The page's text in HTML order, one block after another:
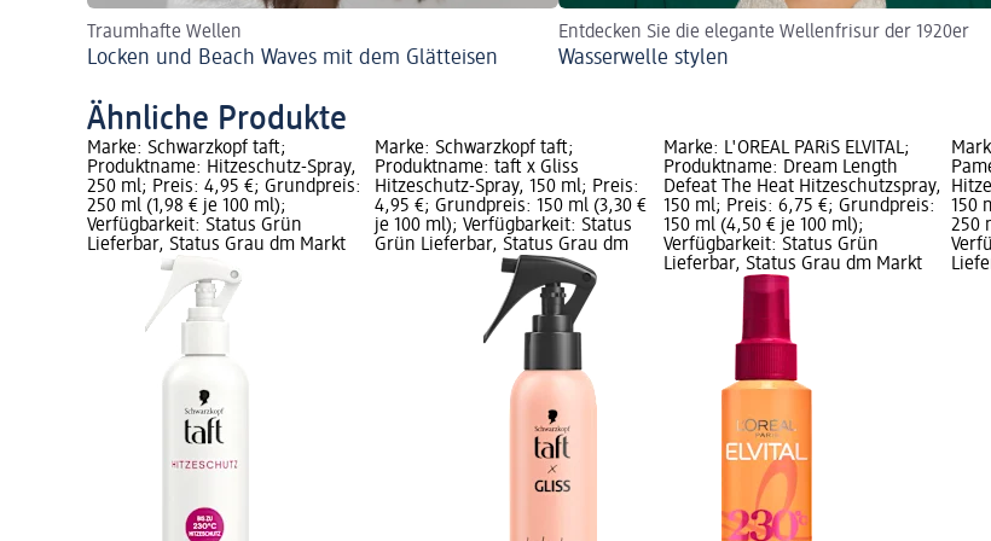
Traumhafte Wellen
Locken und Beach Waves mit dem Glätteisen
Entdecken Sie die elegante Wellenfrisur der 1920er
Wasserwelle stylen
Ähnliche Produkte
Marke: Schwarzkopf taft;
Produktname: Hitzeschutz-Spray,
250 ml; Preis: 4,95 €; Grundpreis:
250 ml (1,98 € je 100 ml);
Verfügbarkeit: Status Grün
Lieferbar, Status Grau dm Markt
Marke: Schwarzkopf taft;
Produktname: taft x Gliss
Hitzeschutz-Spray, 150 ml; Preis:
4,95 €; Grundpreis: 150 ml (3,30 €
je 100 ml); Verfügbarkeit: Status
Grün Lieferbar, Status Grau dm
Marke: L'ORÉAL PARiS ELVITAL;
Produktname: Dream Length
Defeat The Heat Hitzeschutzspray,
150 ml; Preis: 6,75 €; Grundpreis:
150 ml (4,50 € je 100 ml);
Verfügbarkeit: Status Grün
Lieferbar, Status Grau dm Markt
150
250